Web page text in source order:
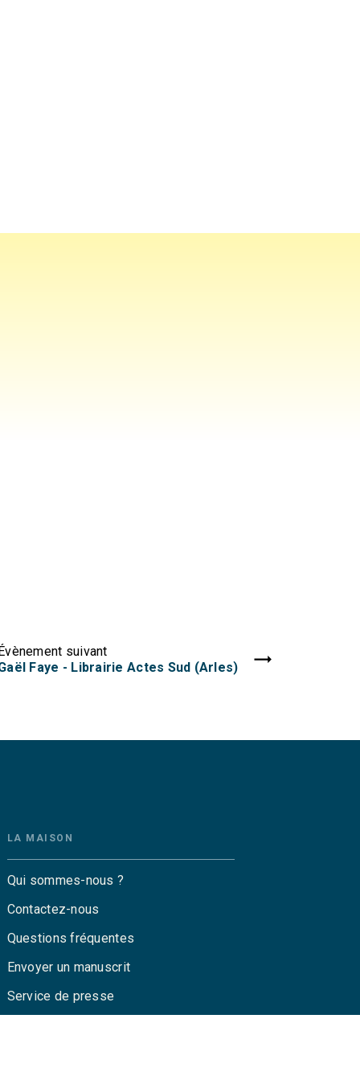
suivant
Faye - Librairie Actes Sud (Arles)
LA MAISON
Qui sommes-nous ?
Contactez-nous
Questions fréquentes
Envoyer un manuscrit
Service de presse